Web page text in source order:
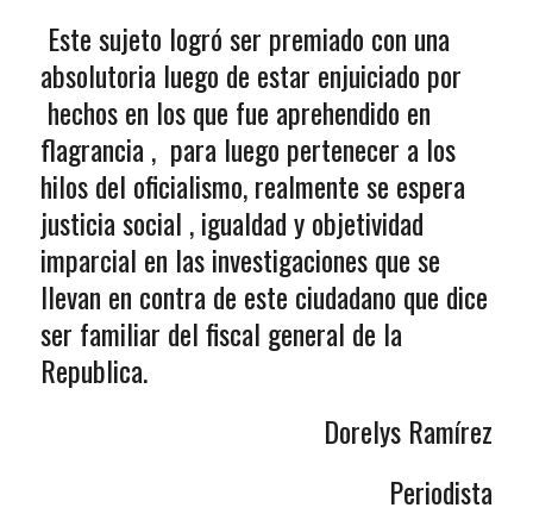
Este sujeto logró ser premiado con una
absolutoria luego de estar enjuiciado por
hechos en los que fue aprehendido en
flagrancia , para luego pertenecer a los
hilos del oficialismo, realmente se espera
justicia social , igualdad y objetividad
imparcial en las investigaciones que se
llevan en contra de este ciudadano que dice
ser familiar del fiscal general de la
Republica.
Dorelys Ramírez
Periodista